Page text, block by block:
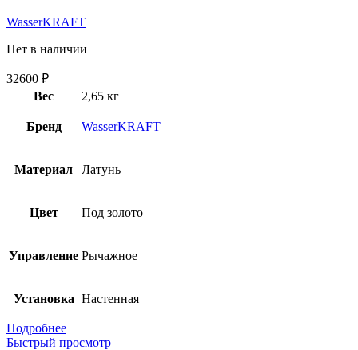
WasserKRAFT
Нет в наличии
32600 ₽
Вес
2,65 кг
Бренд WasserKRAFT
Материал Латунь
Цвет Под золото
Управление Рычажное
Установка Настенная
Подробнее
Быстрый просмотр